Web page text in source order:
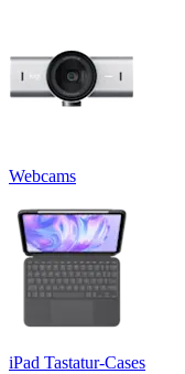
Webcams
iPad Tastatur-Cases